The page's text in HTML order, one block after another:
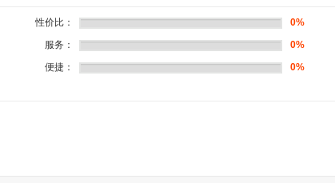
性价比：
0%
服务：
0%
便捷：
0%